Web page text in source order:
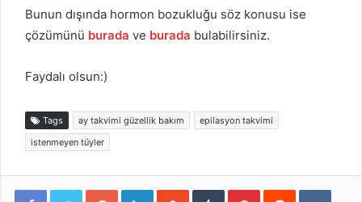
Bunun dışında hormon bozukluğu söz konusu ise
çözümünü burada ve burada bulabilirsiniz.
Faydalı olsun:)
Tags ay takvimi güzellik bakım
epilasyon takvimi
istenmeyen tüyler
Google+LinkedInStumbleUpon
TumblrPinterestReddit